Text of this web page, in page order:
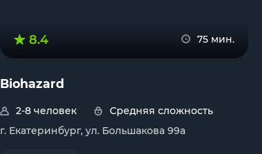
8.4 75 мин.
Biohazard
2-8 человек
Средняя сложность
г. Екатеринбург, ул. Большакова 99а